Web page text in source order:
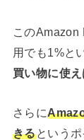
このAmazon
用でも1%と
買い物に使
さらに
きるという